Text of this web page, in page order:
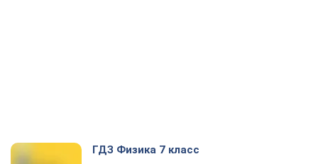
ГДЗ Физика 7 класс